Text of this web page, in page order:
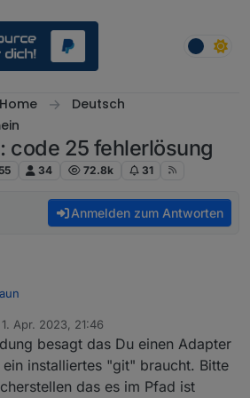
Deutsch
code 25 fehlerlösung
34 72.8k 31
Anmelden zum Antworten
grad eben ergänzt.
1. Apr. 2023, 21:46
von
besagt das Du einen Adapter
installiertes "git" braucht. Bitte
das es im Pfad ist